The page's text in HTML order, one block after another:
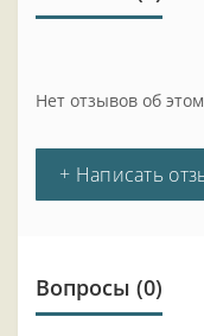
Нет отзывов об
+ Написать
Вопросы (0)